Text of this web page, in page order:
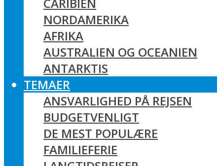
CARIBIEN
NORDAMERIKA
AFRIKA
AUSTRALIEN OG OCEANIEN
ANTARKTIS
TEMAER
ANSVARLIGHED PÅ REJSEN
BUDGETVENLIGT
DE MEST POPULÆRE
FAMILIEFERIE